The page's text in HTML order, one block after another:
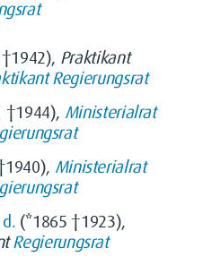
Praktikant
Regierungsrat
Ministerialrat
Ministerialrat
d. (*1865 †1923),
Regierungsrat